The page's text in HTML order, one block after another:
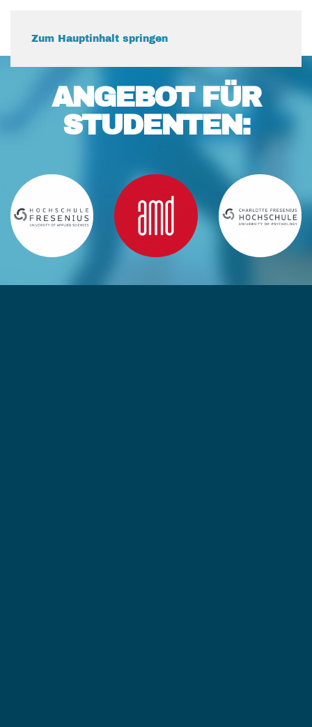
Zum Hauptinhalt springen
ANGEBOT FÜR
STUDENTEN: